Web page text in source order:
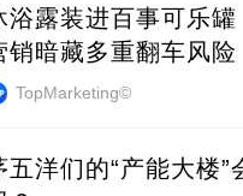
浴露装进百事可乐罐
销暗藏多重翻车风险
TopMarketing©
五洋们的“产能大楼”